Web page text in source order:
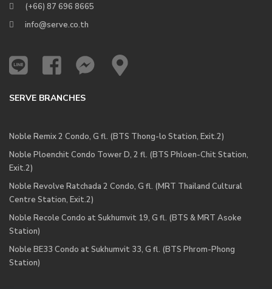
(+66) 87 696 8665
info@serve.co.th
SERVE BRANCHES
Noble Remix 2 Condo, G fl. (BTS Thong-lo Station, Exit.2)
Noble Ploenchit Condo Tower D, 2 fl. (BTS Phloen-Chit Station,
Exit.2)
Noble Revolve Ratchada 2 Condo, G fl. (MRT Thailand Cultural
Centre Station, Exit.2)
Noble Recole Condo at Sukhumvit 19, G fl. (BTS & MRT Asoke
Station)
Noble BE33 Condo at Sukhumvit 33, G fl. (BTS Phrom-Phong
Station)